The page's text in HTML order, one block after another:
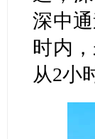
深中
时内
从2小